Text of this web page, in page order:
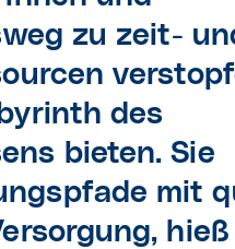
zu zeit-
des
bieten. Sie
mit
hieß